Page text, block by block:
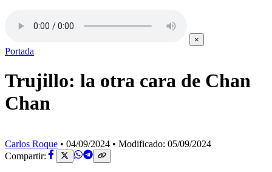
×
Portada
Trujillo: la otra cara de Chan
Chan
Carlos Roque • 04/09/2024 • Modificado: 05/09/2024
Compartir: